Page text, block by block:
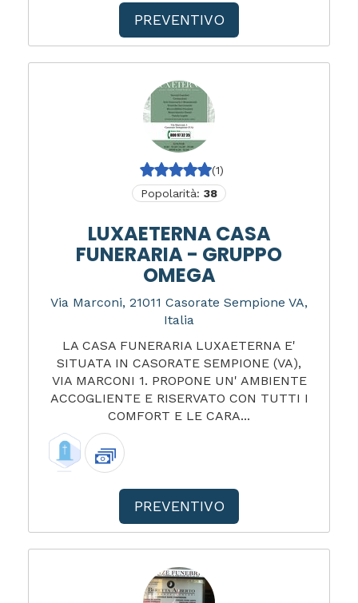
PREVENTIVO
(1)
Popolarità: 38
LUXAETERNA CASA
FUNERARIA - GRUPPO
OMEGA
Via Marconi, 21011 Casorate Sempione VA,
Italia
LA CASA FUNERARIA LUXAETERNA E'
SITUATA IN CASORATE SEMPIONE (VA),
VIA MARCONI 1. PROPONE UN' AMBIENTE
ACCOGLIENTE E RISERVATO CON TUTTI I
COMFORT E LE CARA...
PREVENTIVO